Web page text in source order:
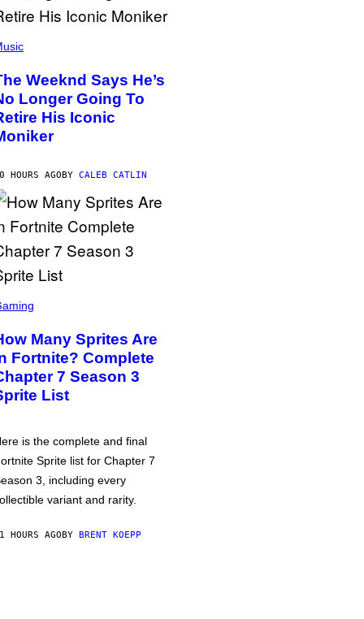
Weeknd Says He’s
Longer Going To
His Iconic
HOURS AGOBY CALEB CATLIN
Many Sprites Are
Fortnite? Complete
7 Season 3
List
is the complete and final
Sprite list for Chapter 7
3, including every
variant and rarity.
HOURS AGOBY BRENT KOEPP